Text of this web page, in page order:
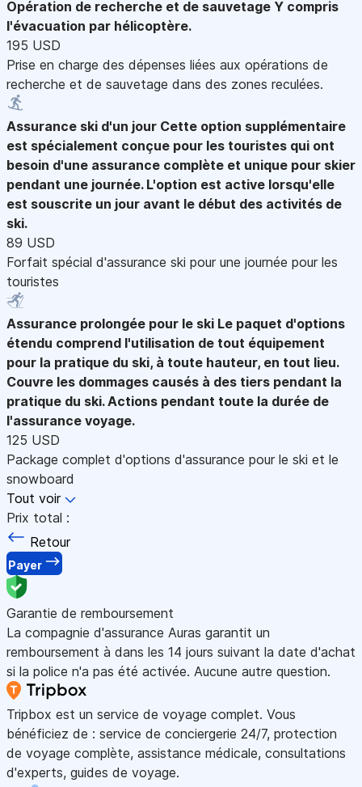
Opération de recherche et de sauvetage Y compris
l'évacuation par hélicoptère.
195 USD
Prise en charge des dépenses liées aux opérations de
recherche et de sauvetage dans des zones reculées.
Assurance ski d'un jour Cette option supplémentaire
est spécialement conçue pour les touristes qui ont
besoin d'une assurance complète et unique pour skier
pendant une journée. L'option est active lorsqu'elle
est souscrite un jour avant le début des activités de
ski.
89 USD
Forfait spécial d'assurance ski pour une journée pour les
touristes
Assurance prolongée pour le ski Le paquet d'options
étendu comprend l'utilisation de tout équipement
pour la pratique du ski, à toute hauteur, en tout lieu.
Couvre les dommages causés à des tiers pendant la
pratique du ski. Actions pendant toute la durée de
l'assurance voyage.
125 USD
Package complet d'options d'assurance pour le ski et le
snowboard
Tout voir
Prix total :
Retour
Payer
Garantie de remboursement
La compagnie d'assurance Auras garantit un
remboursement à dans les 14 jours suivant la date d'achat
si la police n'a pas été activée. Aucune autre question.
Tripbox est un service de voyage complet. Vous
bénéficiez de : service de conciergerie 24/7, protection
de voyage complète, assistance médicale, consultations
d'experts, guides de voyage.